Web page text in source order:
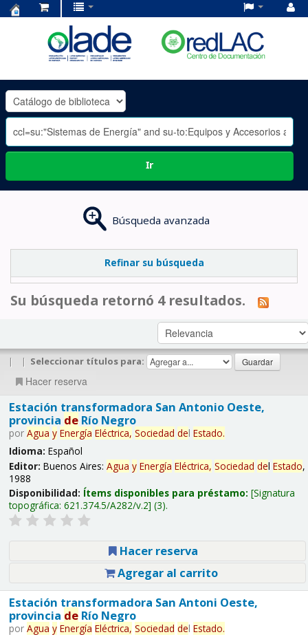
OLADE
-
Ir
Búsqueda avanzada
Refinar su búsqueda
Su búsqueda retornó 4 resultados.
| | Seleccionar títulos para:
Hacer reserva
Estación transformadora San Antonio Oeste,
provincia deRío Negro
por Agua y Energía Eléctrica, Sociedad del Estado.
Idioma: Español
Editor: Buenos Aires: Agua y Energía Eléctrica, Sociedad del Estado,
1988
Disponibilidad: Ítems disponibles para préstamo: Signatura
topográfica: 621.374.5/A282/v.2 (3).
Hacer reserva
Agregar al carrito
Estación transformadora San Antoni Oeste,
provincia deRío Negro
por Agua y Energía Eléctrica, Sociedad del Estado.